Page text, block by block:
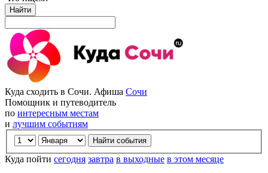
Найти
Куда сходить в Сочи. Афиша Сочи
Помощник и путеводитель
по интересным местам
и лучшим событиям
Куда пойти сегодня завтра в выходные в этом месяце